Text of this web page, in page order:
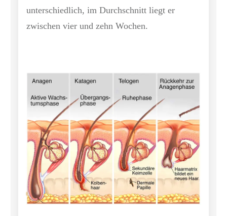
unterschiedlich, im Durchschnitt liegt er
zwischen vier und zehn Wochen.